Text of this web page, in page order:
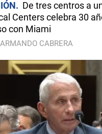
De tres centros a
Centers celebra 30
con Miami
CABRERA